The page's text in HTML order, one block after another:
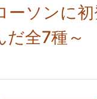
ソンに初
だ全7種～